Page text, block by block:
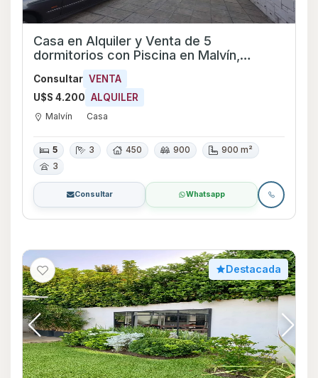
Casa en Alquiler y Venta de 5
dormitorios con Piscina en Malvín,
Montevideo
Consultar VENTA
U$S 4.200 ALQUILER
Malvín Casa
5 3 450 900
900 m²
3
Consultar Whatsapp
Destacada